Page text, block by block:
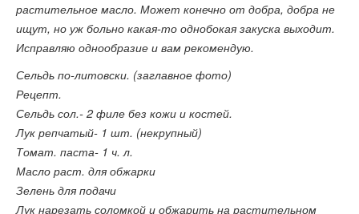
растительное масло. Может конечно от добра, добра не
ищут, но уж больно какая-то однобокая закуска выходит.
Исправляю однообразие и вам рекомендую.
Сельдь по-литовски. (заглавное фото)
Рецепт.
Сельдь сол.- 2 филе без кожи и костей.
Лук репчатый- 1 шт. (некрупный)
Томат. паста- 1 ч. л.
Масло раст. для обжарки
Зелень для подачи
Лук нарезать соломкой и обжарить на растительном